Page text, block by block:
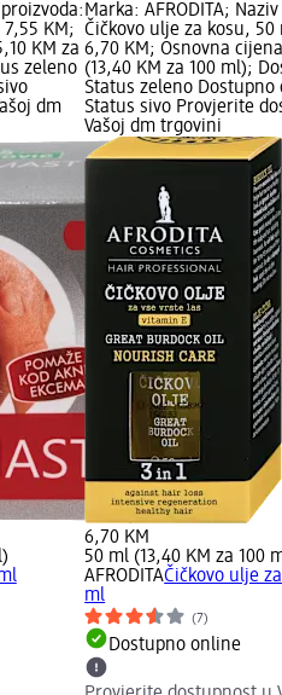
KM;
KM za
zeleno
dm
Marka: AFRODITA;
Čičkovo ulje za kosu, 50
6,70 KM; Osnovna
(13,40 KM za 100 ml);
Status zeleno Dostupno
Status sivo Provjerite
Vašoj dm trgovini
6,70 KM
50 ml (13,40 KM za 100
AFRODITAČičkovo ulje
ml
(7)
Dostupno online